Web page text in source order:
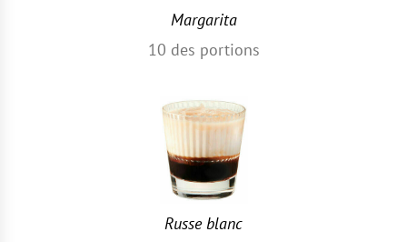
Margarita
10 des portions
Russe blanc